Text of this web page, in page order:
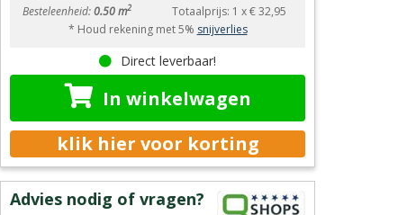
Besteleenheid:0.50 m2 Totaalprijs: 1 x€ 32,95
* Houd rekening met 5% snijverlies
Direct leverbaar!
In winkelwagen
klik hier voor korting
Advies nodig of vragen?